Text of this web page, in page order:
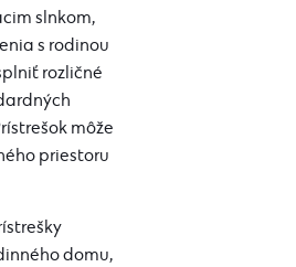
slnkom,
s rodinou
rozličné
môže
priestoru
domu,